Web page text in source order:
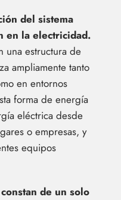
del sistema
en la electricidad.
una estructura de
ampliamente tanto
en entornos
forma de energía
eléctrica desde
o empresas, y
equipos
de un solo